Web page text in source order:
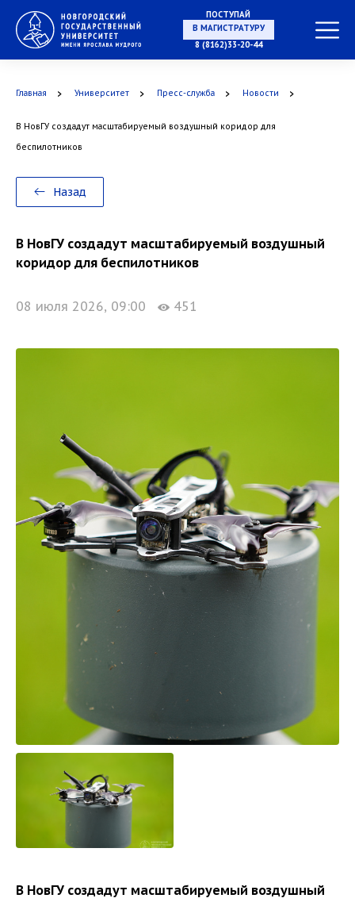
ПОСТУПАЙ
НА СПЕЦИАЛИТЕТ
8 (8162)33-20-44
Главная Университет Пресс-служба Новости
В НовГУ создадут масштабируемый воздушный коридор для
беспилотников
Назад
В НовГУ создадут масштабируемый воздушный
коридор для беспилотников
08 июля 2026, 09:00 451
В НовГУ создадут масштабируемый воздушный